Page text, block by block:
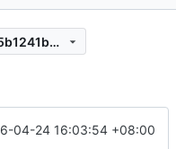
7d54c165a90529e36f69d58415b1241bb5992026
04-24 16:03:54 +08:00